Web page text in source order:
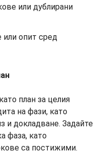
или дублирани
или опит сред
план за целия
на фази, като
и докладване. Задайте
фаза, като
са постижими.